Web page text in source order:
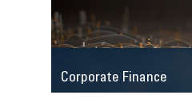
Corporate Finance